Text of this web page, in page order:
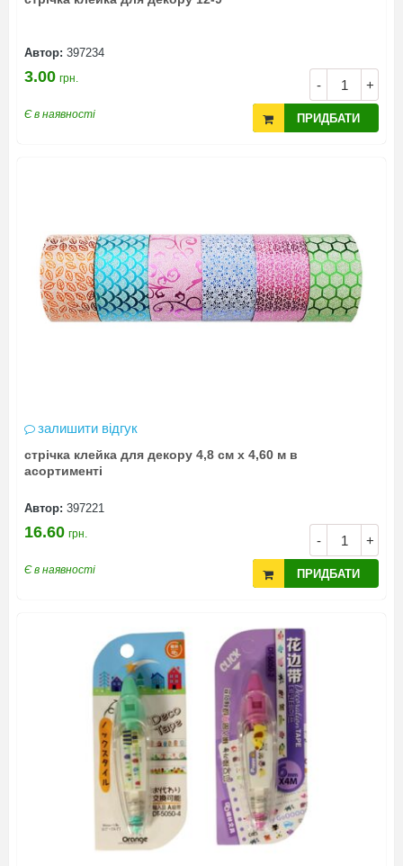
Автор: 397234
- +
3.00 грн.
Є в наявності ПРИДБАТИ
залишити відгук
стрічка клейка для декору 4,8 см х 4,60 м в
асортименті
Автор: 397221
- +
16.60 грн.
Є в наявності ПРИДБАТИ